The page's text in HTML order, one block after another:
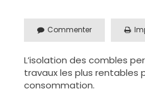
Commenter
L’isolation des combles
travaux les plus rentables
consommation.